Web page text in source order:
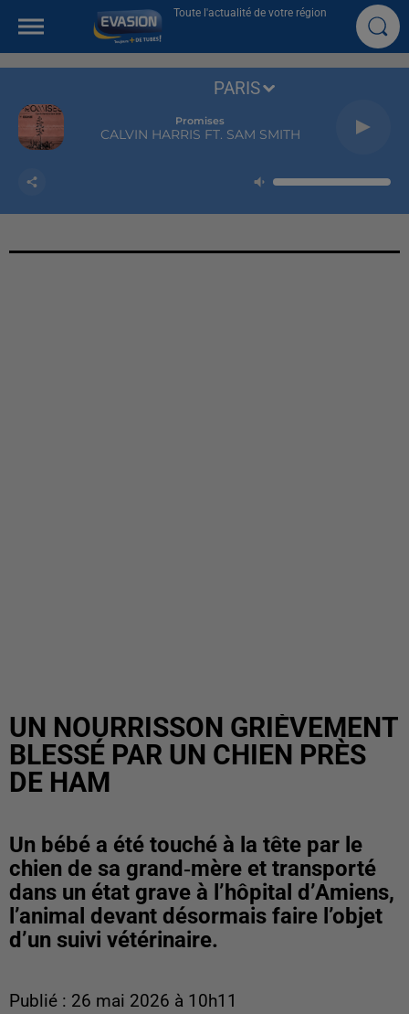
Toute l'actualité de votre région
Promises
CALVIN HARRIS FT. SAM SMITH
PARIS
UN NOURRISSON GRIÈVEMENT
BLESSÉ PAR UN CHIEN PRÈS
DE HAM
Un bébé a été touché à la tête par le
chien de sa grand‑mère et transporté
dans un état grave à l’hôpital d’Amiens,
l’animal devant désormais faire l’objet
d’un suivi vétérinaire.
Publié : 26 mai 2026 à 10h11